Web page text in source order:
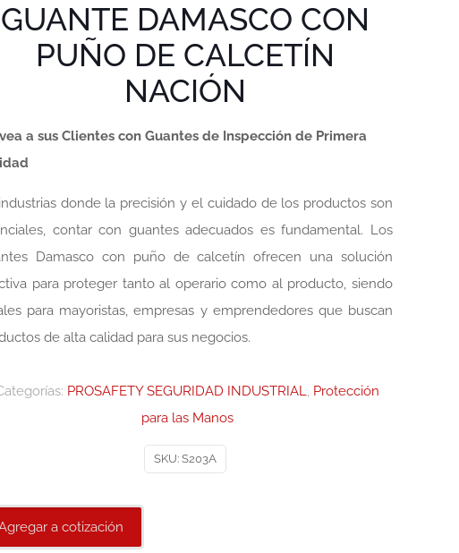
GUANTE DAMASCO CON
PUÑO DE CALCETÍN
NACIÓN
a sus Clientes con Guantes de Inspección de Primera
donde la precisión y el cuidado de los productos son
contar con guantes adecuados es fundamental. Los
Damasco con puño de calcetín ofrecen una solución
para proteger tanto al operario como al producto, siendo
para mayoristas, empresas y emprendedores que buscan
de alta calidad para sus negocios.
SKU: S203A
PROSAFETY SEGURIDAD INDUSTRIAL, Protección
para las Manos
a cotización